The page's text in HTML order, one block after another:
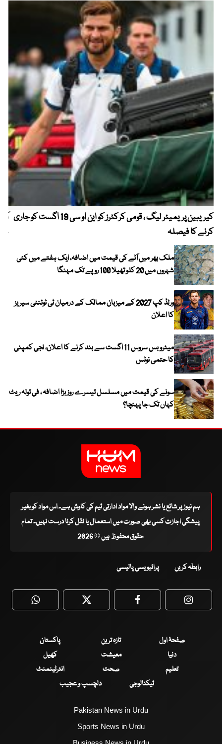
کیریبین پریمیئر لیگ ، قومی کرکٹرز کو این او سی 19 اگست کو جاری
کرنے کا فیصلہ
ملک بھر میں آٹے کی قیمت میں اضافہ، ایک ہفتے میں کئی
شہروں میں 20 کلو تھیلا 100 روپے تک مہنگا
ورلڈ کپ 2027 کے میزبان ممالک کے درمیان ٹی ٹوئنٹی سیریز
کا اعلان
میٹرو بس سروس 11 اگست سے بند کرنے کا اعلان، نجی کمپنی
کا حتمی نوٹس
سونے کی قیمت میں مسلسل تیسرے روز بڑا اضافہ ، فی تولہ ریٹ
کہاں تک جا پہنچا؟
ہم نیوز پر شائع یا نشر ہونے والا مواد ادارتی ٹیم کی کاوش ہے۔ اس مواد کو بغیر
پیشگی اجازت کسی بھی صورت میں استعمال یا نقل کرنا درست نہیں۔ تمام
حقوق محفوظ ہیں © 2026
رابطہ کریں پرائیویسی پالیسی
WhatsApp Twitter Facebook
صفحۂ اول تازہ ترین
پاکستان
دنیا
معیشت
کھیل
تعلیم
صحت
انٹرٹینمنٹ
ٹیکنالوجی
دلچسپ و عجیب
Pakistan News in Urdu
Sports News in Urdu